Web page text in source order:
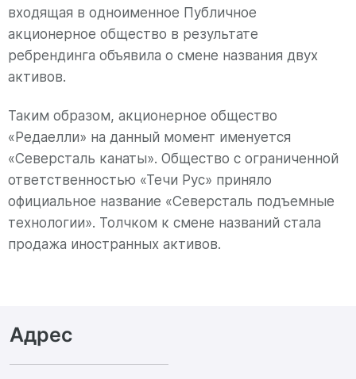
входящая в одноименное Публичное
акционерное общество в результате
ребрендинга объявила о смене названия двух
активов.
Таким образом, акционерное общество
«Редаелли» на данный момент именуется
«Северсталь канаты». Общество с ограниченной
ответственностью «Течи Рус» приняло
официальное название «Северсталь подъемные
технологии». Толчком к смене названий стала
продажа иностранных активов.
Адрес